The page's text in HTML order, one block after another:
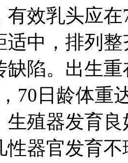
有效乳头应
适中，排列
缺陷。出生
70日龄体重
生殖器发育
性器官发育